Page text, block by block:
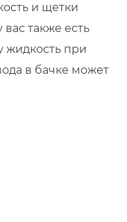
и щетки
также есть
жидкость при
в бачке может